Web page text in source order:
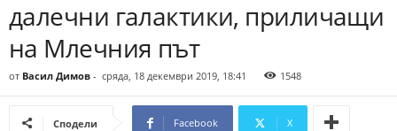
далечни галактики, приличащи
на Млечния път
от Васил Димов - сряда, 18 декември 2019, 18:41 1548
Сподели Facebook X